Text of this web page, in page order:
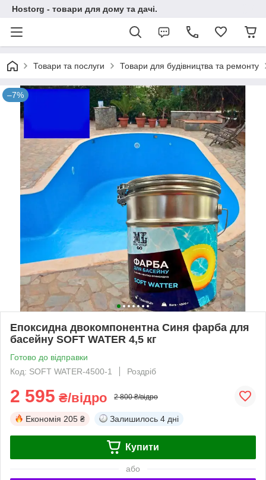
Hostorg - товари для дому та дачі.
Товари та послуги Товари для будівництва та ремонту
–7%
Епоксидна двокомпонентна Синя фарба для
басейну SOFT WATER 4,5 кг
Готово до відправки
Код: SOFT WATER-4500-1
Роздріб
2 595 ₴/відро 2 800 ₴/відро
Економія 205 ₴ Залишилось 4 дні
Купити
або